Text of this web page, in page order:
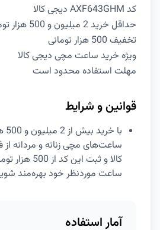
کد AXF643GHM دیجی کالا
حداقل خرید 2 میلیون و 500 هزار تومان
تخفیف 500 هزار تومانی
ویژه خرید ساعت مچی دیجی کالا
مهلت استفاده محدود است
قوانین و شرایط
ساعت‌های مچی زنانه و مردانه از
کالا و ثبت
ساعت موردنظر خود بهره‌مند
آمار استفاده